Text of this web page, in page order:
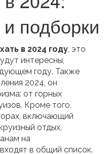
подборки
в 2024 году, это
интересны,
году. Также
2024, он
от горных
Кроме того,
включающий
отдых,
на
входят в общий список.